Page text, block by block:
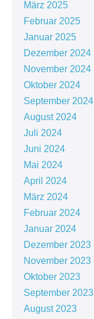
März 2025
Februar 2025
Januar 2025
Dezember 2024
November 2024
Oktober 2024
September 2024
August 2024
Juli 2024
Juni 2024
Mai 2024
April 2024
März 2024
Februar 2024
Januar 2024
Dezember 2023
November 2023
Oktober 2023
September 2023
August 2023